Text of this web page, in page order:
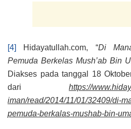
[4] Hidayatullah.com, “Di
Pemuda Berkelas Mush’ab Bin
Diakses pada tanggal 18
dari https://
iman/read/2014/11/01/32409/di-
pemuda-berkalas-mushab-bin-